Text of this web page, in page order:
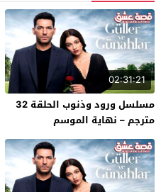
02:31:21
مسلسل ورود وذنوب الحلقة 32
مترجم – نهاية الموسم